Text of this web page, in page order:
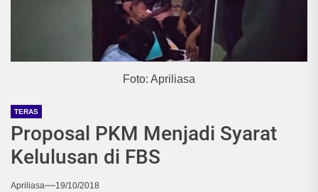
Foto: Apriliasa
TERAS
Proposal PKM Menjadi Syarat
Kelulusan di FBS
Apriliasa 19/10/2018